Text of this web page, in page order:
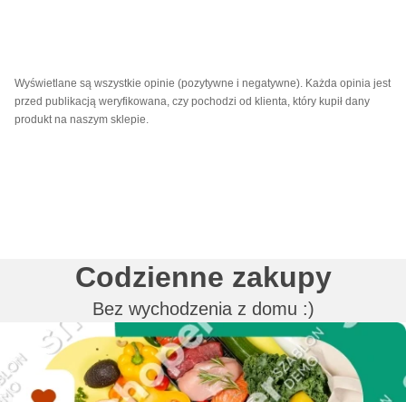
Wyświetlane są wszystkie opinie (pozytywne i negatywne). Każda opinia jest
przed publikacją weryfikowana, czy pochodzi od klienta, który kupił dany
produkt na naszym sklepie.
Codzienne zakupy
Bez wychodzenia z domu :)